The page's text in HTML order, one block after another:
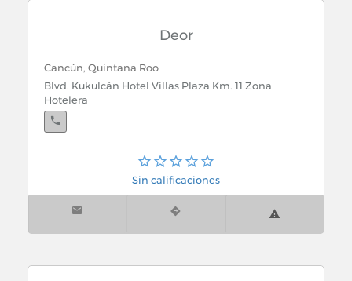
Deor
Cancún, Quintana Roo
Blvd. Kukulcán Hotel Villas Plaza Km. 11 Zona
Hotelera
Hotelera
Sin calificaciones